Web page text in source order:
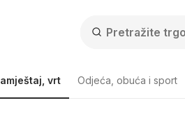
vrt Odjeća, obuća i sport